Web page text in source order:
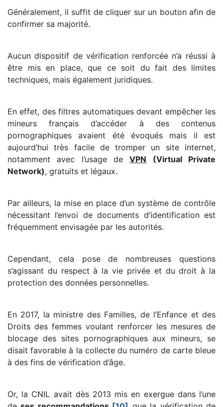
Généralement, il suffit de cliquer sur un bouton afin de
confirmer sa majorité.
Aucun dispositif de vérification renforcée n’a réussi à
être mis en place, que ce soit du fait des limites
techniques, mais également juridiques.
En effet, des filtres automatiques devant empêcher les
mineurs français d’accéder à des contenus
pornographiques avaient été évoqués mais il est
aujourd’hui très facile de tromper un site internet,
notamment avec l’usage deVPN (Virtual Private
Network), gratuits et légaux.
Par ailleurs, la mise en place d’un système de contrôle
nécessitant l’envoi de documents d’identification est
fréquemment envisagée par les autorités.
Cependant, cela pose de nombreuses questions
s’agissant du respect à la vie privée et du droit à la
protection des données personnelles.
En 2017, la ministre des Familles, de l’Enfance et des
Droits des femmes voulant renforcer les mesures de
blocage des sites pornographiques aux mineurs, se
disait favorable à la collecte du numéro de carte bleue
à des fins de vérification d’âge.
Or, la CNIL avait dès 2013 mis en exergue dans l’une